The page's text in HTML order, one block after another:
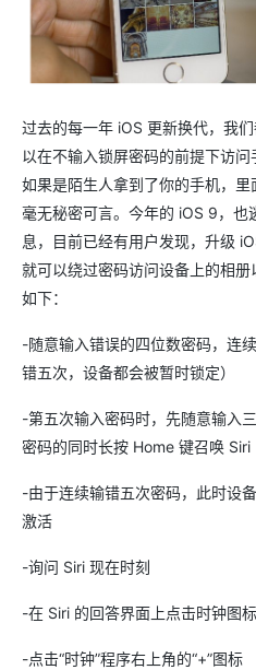
过去的每一年 iOS 更新换代，我
以在不输入锁屏密码的前提下访问
如果是陌生人拿到了你的手机，
毫无秘密可言。今年的 iOS 9，也
息，目前已经有用户发现，升级
就可以绕过密码访问设备上的相
如下：
-随意输入错误的四位数密码，连
错五次，设备都会被暂时锁定）
-第五次输入密码时，先随意输入
密码的同时长按 Home 键召唤 Siri
-由于连续输错五次密码，此时设
激活
-询问 Siri 现在时刻
-在 Siri 的回答界面上点击时钟图
-点击“时钟”程序右上角的“+”图标